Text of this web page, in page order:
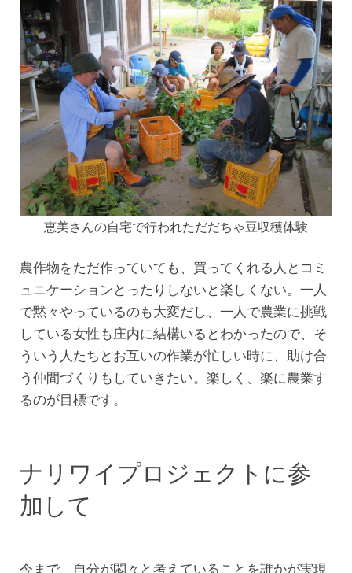
恵美さんの自宅で行われただだちゃ豆収穫体験
農作物をただ作っていても、買ってくれる人とコミ
ュニケーションとったりしないと楽しくない。一人
で黙々やっているのも大変だし、一人で農業に挑戦
している女性も庄内に結構いるとわかったので、そ
ういう人たちとお互いの作業が忙しい時に、助け合
う仲間づくりもしていきたい。楽しく、楽に農業す
るのが目標です。
ナリワイプロジェクトに参
加して
今まで、自分が悶々と考えていることを誰かが実現